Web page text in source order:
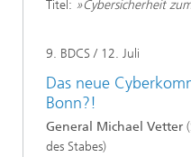
Titel: »Cybersicherheit
9. BDCS / 12. Juli
Das neue
Bonn?!
General Michael Vetter
des Stabes)